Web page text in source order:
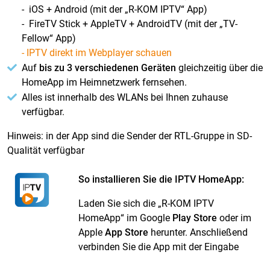
- iOS + Android (mit der „R-KOM IPTV“ App)
- FireTV Stick + AppleTV + AndroidTV (mit der „TV-
Fellow“ App)
- IPTV direkt im Webplayer schauen
Auf bis zu 3 verschiedenen Geräten gleichzeitig über die
HomeApp im Heimnetzwerk fernsehen.
Alles ist innerhalb des WLANs bei Ihnen zuhause
verfügbar.
Hinweis: in der App sind die Sender der RTL-Gruppe in SD-
Qualität verfügbar
So installieren Sie die IPTV HomeApp:
Laden Sie sich die „R-KOM IPTV
HomeApp“ im Google Play Store oder im
Apple App Store herunter. Anschließend
verbinden Sie die App mit der Eingabe